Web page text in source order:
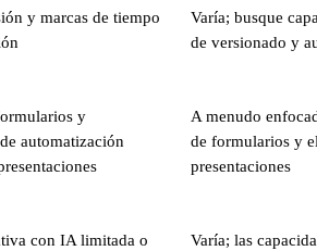
y marcas de tiempo
Varía; busque
de versionado y
y
automatización
A menudo
de formularios y
presentaciones
con IA limitada o
Varía; las